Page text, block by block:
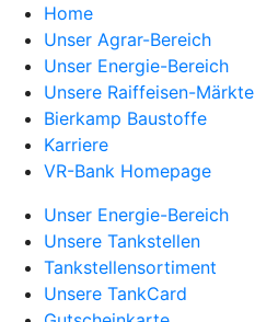
Home
Unser Agrar-Bereich
Unser Energie-Bereich
Unsere Raiffeisen-Märkte
Bierkamp Baustoffe
Karriere
VR-Bank Homepage
Unser Energie-Bereich
Unsere Tankstellen
Tankstellensortiment
Unsere TankCard